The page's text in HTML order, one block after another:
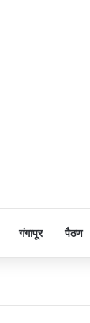
गंगापूर पैठण